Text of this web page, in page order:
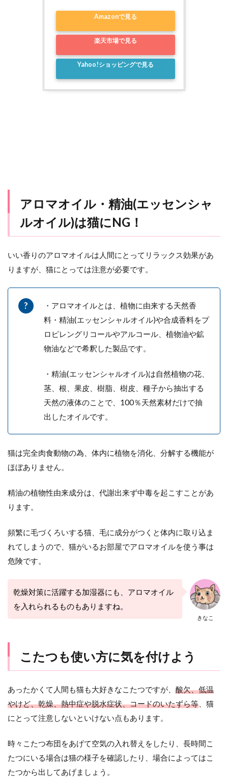
Amazonで見る
楽天市場で見る
Yahoo!ショッピングで見る
アロマオイル・精油(エッセンシャ
ルオイル)は猫にNG！
いい香りのアロマオイルは人間にとってリラックス効果があ
りますが、猫にとっては注意が必要です。
・アロマオイルとは、植物に由来する天然香
料・精油(エッセンシャルオイル)や合成香料をプ
ロピレングリコールやアルコール、植物油や鉱
物油などで希釈した製品です。
・精油(エッセンシャルオイル)は自然植物の花、
茎、根、果皮、樹脂、樹皮、種子から抽出する
天然の液体のことで、100％天然素材だけで抽
出したオイルです。
猫は完全肉食動物の為、体内に植物を消化、分解する機能が
ほぼありません。
精油の植物性由来成分は、代謝出来ず中毒を起こすことがあ
ります。
頻繁に毛づくろいする猫、毛に成分がつくと体内に取り込ま
れてしまうので、猫がいるお部屋でアロマオイルを使う事は
危険です。
きなこ
乾燥対策に活躍する加湿器にも、アロマオイル
を入れられるものもありますね。
こたつも使い方に気を付けよう
あったかくて人間も猫も大好きなこたつですが、 酸欠、低温
やけど、乾燥、熱中症や脱水症状、コードのいたずら等 、猫
にとって注意しないといけない点もあります。
時々こたつ布団をあげて空気の入れ替えをしたり、長時間こ
たつにいる場合は猫の様子を確認したり、場合によってはこ
たつから出してあげましょう。